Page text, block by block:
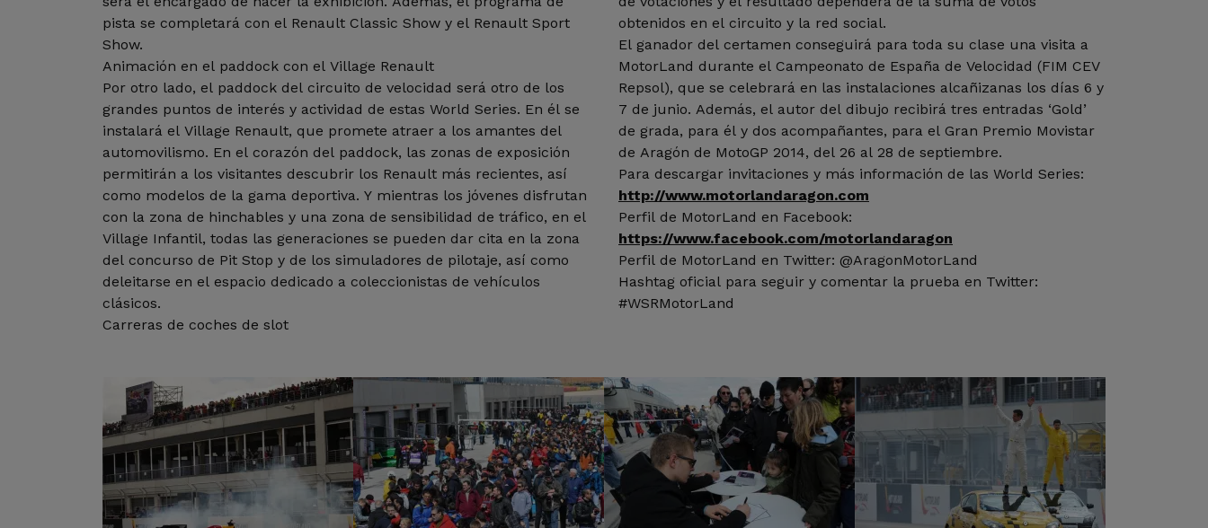
pista se completará con el Renault Classic Show y el Renault Sport
Show.
Animación en el paddock con el Village Renault
Por otro lado, el paddock del circuito de velocidad será otro de los
grandes puntos de interés y actividad de estas World Series. En él se
instalará el Village Renault, que promete atraer a los amantes del
automovilismo. En el corazón del paddock, las zonas de exposición
permitirán a los visitantes descubrir los Renault más recientes, así
como modelos de la gama deportiva. Y mientras los jóvenes disfrutan
con la zona de hinchables y una zona de sensibilidad de tráfico, en el
Village Infantil, todas las generaciones se pueden dar cita en la zona
del concurso de Pit Stop y de los simuladores de pilotaje, así como
deleitarse en el espacio dedicado a coleccionistas de vehículos
clásicos.
Carreras de coches de slot
obtenidos en el circuito y la red social.
El ganador del certamen conseguirá para toda su clase una visita a
MotorLand durante el Campeonato de España de Velocidad (FIM CEV
Repsol), que se celebrará en las instalaciones alcañizanas los días 6 y
7 de junio. Además, el autor del dibujo recibirá tres entradas ‘Gold’
de grada, para él y dos acompañantes, para el Gran Premio Movistar
de Aragón de MotoGP 2014, del 26 al 28 de septiembre.
Para descargar invitaciones y más información de las World Series:
http://www.motorlandaragon.com
Perfil de MotorLand en Facebook:
https://www.facebook.com/motorlandaragon
Perfil de MotorLand en Twitter: @AragonMotorLand
Hashtag oficial para seguir y comentar la prueba en Twitter:
#WSRMotorLand